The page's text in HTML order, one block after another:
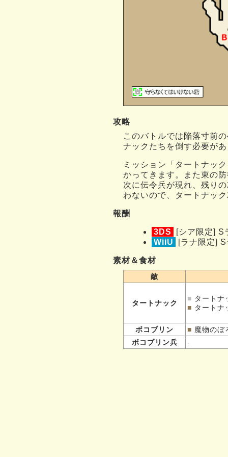
攻略
このバトルでは陥落寸前
ナックたちを倒す必要が
ミッション「タートナッ
かってきます。また東の
次に伝令兵が現れ、残り
わないので、タートナッ
報酬
3DS
[シア限定] S
WiiU
[ラナ限定]
素材＆食材
敵
タートナック
■ タートナ
■ タートナ
ボコブリン ■ 魔物のぼ
ボコブリン兵
-